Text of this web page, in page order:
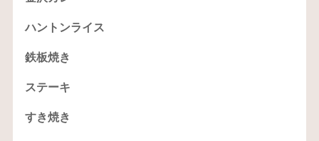
ハントンライス
鉄板焼き
ステーキ
すき焼き